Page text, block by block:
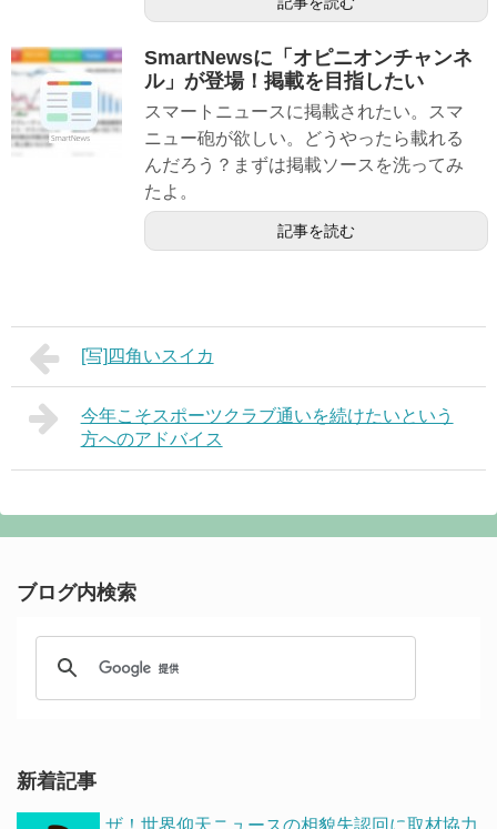
SmartNewsに「オピニオンチャンネ
ル」が登場！掲載を目指したい
スマートニュースに掲載されたい。スマ
ニュー砲が欲しい。どうやったら載れる
んだろう？まずは掲載ソースを洗ってみ
たよ。
記事を読む
[写]四角いスイカ
今年こそスポーツクラブ通いを続けたいという
方へのアドバイス
ブログ内検索
新着記事
ザ！世界仰天ニュースの相貌失認回に取材協力